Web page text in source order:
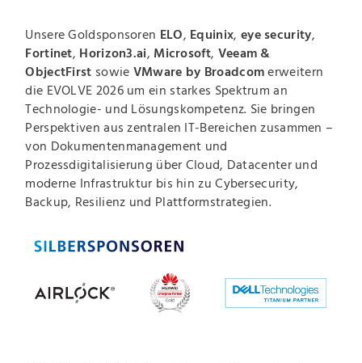
Unsere Goldsponsoren ELO, Equinix, eye security,
Fortinet, Horizon3.ai, Microsoft, Veeam &
ObjectFirst sowie VMware by Broadcom erweitern
die EVOLVE 2026 um ein starkes Spektrum an
Technologie- und Lösungskompetenz. Sie bringen
Perspektiven aus zentralen IT-Bereichen zusammen –
von Dokumentenmanagement und
Prozessdigitalisierung über Cloud, Datacenter und
moderne Infrastruktur bis hin zu Cybersecurity,
Backup, Resilienz und Plattformstrategien.